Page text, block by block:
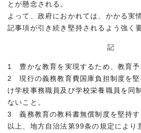
とが懸念される。
よって、政府におかれては、かかる実
記事項が引き続き堅持されるよう強く
記
1 豊かな教育を実現するため、教育予
2 現行の義務教育費国庫負担制度を堅
け学校事務職員及び学校栄養職員を同
ないこと。
3 義務教育の教科書無償制度を堅持す
以上、地方自治法第99条の規定により